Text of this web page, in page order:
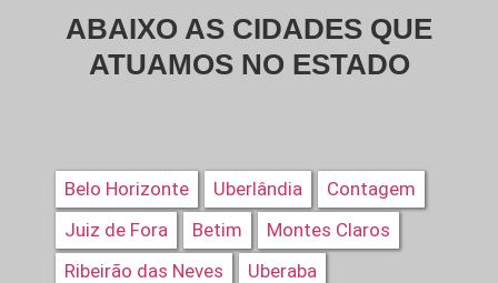
ABAIXO AS CIDADES QUE
ATUAMOS NO ESTADO
Belo Horizonte Uberlândia
Contagem
Juiz de Fora
Betim
Montes Claros
Ribeirão das Neves
Uberaba